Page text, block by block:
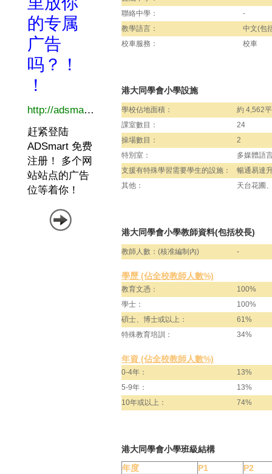
聯絡中學：
-
教學語言：
中文(包
校車服務：
校車
港大同學會小學設施
學校佔地面積：
約 4,562
課室數目：
24
操場數目：
2
特別室：
多媒體語
支援有特殊學習需要學生的設施：
暢通易達
其他：
天台花圃
港大同學會小學教師資料(包括校長)
教師人數：(核准編制內) -
學歷 (佔全校教師人數%)
教育文憑：
100%
學士：
100%
碩士、博士或以上：
61%
特殊教育培訓：
34%
年資 (佔全校教師人數%)
0-4年：
13%
5-9年：
13%
10年或以上：
74%
港大同學會小學班級結構
年度
P1 P2